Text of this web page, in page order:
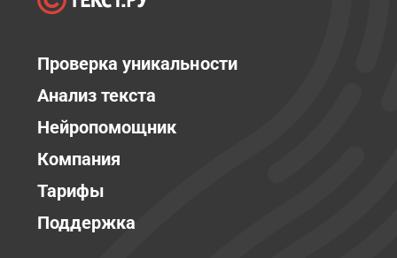
Проверка уникальности
Анализ текста
Нейропомощник
Компания
Тарифы
Поддержка